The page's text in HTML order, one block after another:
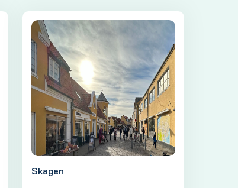
Skagen